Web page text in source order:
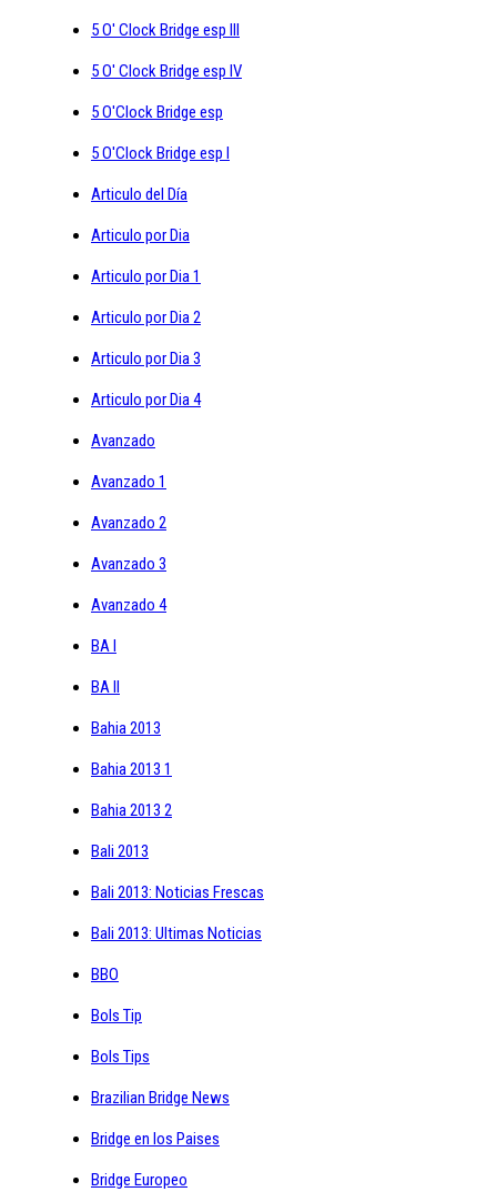
5 O' Clock Bridge esp III
5 O' Clock Bridge esp IV
5 O'Clock Bridge esp
5 O'Clock Bridge esp I
Articulo del Día
Articulo por Dia
Articulo por Dia 1
Articulo por Dia 2
Articulo por Dia 3
Articulo por Dia 4
Avanzado
Avanzado 1
Avanzado 2
Avanzado 3
Avanzado 4
BA I
BA II
Bahia 2013
Bahia 2013 1
Bahia 2013 2
Bali 2013
Bali 2013: Noticias Frescas
Bali 2013: Ultimas Noticias
BBO
Bols Tip
Bols Tips
Brazilian Bridge News
Bridge en los Paises
Bridge Europeo